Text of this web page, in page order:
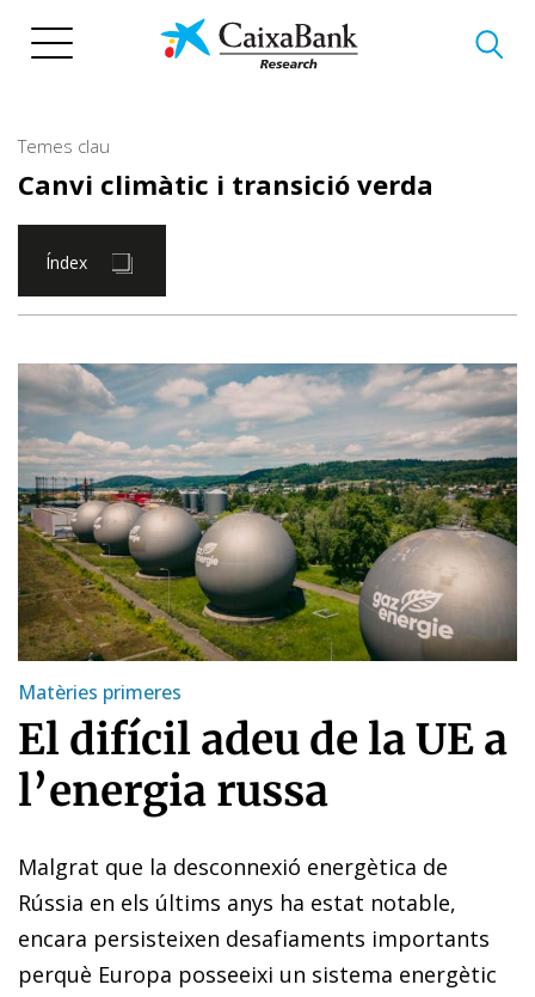
Temes clau
Canvi climàtic i transició verda
Índex
Matèries primeres
El difícil adeu de la UE a
l’energia russa
Malgrat que la desconnexió energètica de
Rússia en els últims anys ha estat notable,
encara persisteixen desafiaments importants
perquè Europa posseeixi un sistema energètic